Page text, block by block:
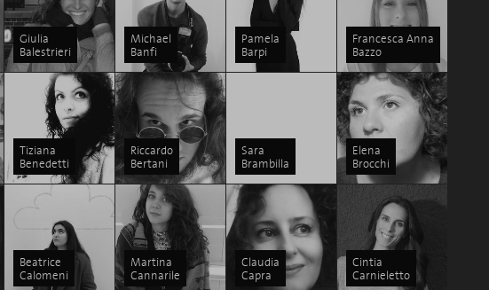
Giulia
Balestrieri
Michael
Banfi
Pamela
Barpi
Francesca Anna
Bazzo
Tiziana
Benedetti
Riccardo
Bertani
Sara
Brambilla
Elena
Brocchi
Beatrice
Calomeni
Martina
Cannarile
Claudia
Capra
Cintia
Carnieletto